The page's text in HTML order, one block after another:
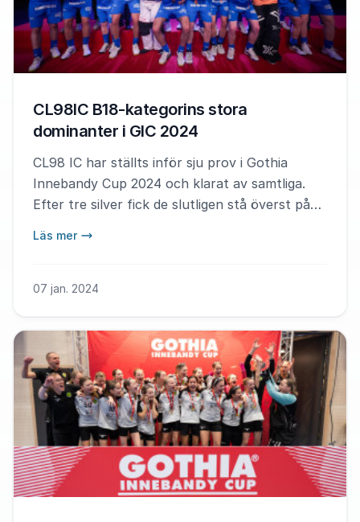
CL98IC B18-kategorins stora
dominanter i GIC 2024
CL98 IC har ställts inför sju prov i Gothia
Innebandy Cup 2024 och klarat av samtliga.
Efter tre silver fick de slutligen stå överst på
Läs mer
07 jan. 2024